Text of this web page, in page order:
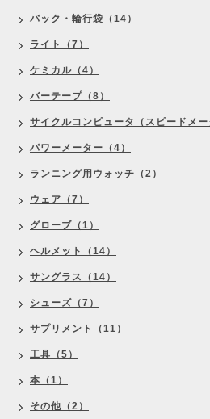
バック・輪行袋（14）
ライト（7）
ケミカル（4）
バーテープ（8）
サイクルコンピュータ（スピードメー
パワーメーター（4）
ランニング用ウォッチ（2）
ウェア（7）
グローブ（1）
ヘルメット（14）
サングラス（14）
シューズ（7）
サプリメント（11）
工具（5）
本（1）
その他（2）